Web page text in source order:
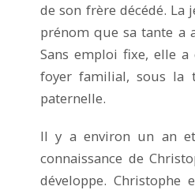
de son frère décédé. La
prénom que sa tante a
Sans emploi fixe, elle
foyer familial, sous la
paternelle.
Il y a environ un an
connaissance de
développe.